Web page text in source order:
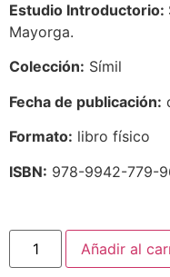
Estudio Introductorio:
Mayorga.
Colección: Símil
Fecha de publicación:
Formato: libro físico
ISBN: 978-9942-779-
Añadir al